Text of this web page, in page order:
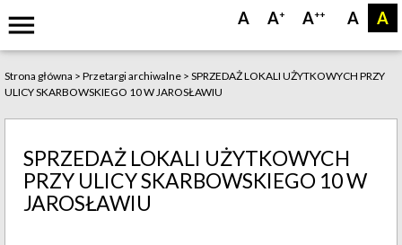
menu A
A
A++
A+
A
Strona główna > Przetargi archiwalne > SPRZEDAŻ LOKALI UŻYTKOWYCH PRZY
ULICY SKARBOWSKIEGO 10 W JAROSŁAWIU
SPRZEDAŻ LOKALI UŻYTKOWYCH
PRZY ULICY SKARBOWSKIEGO 10 W
JAROSŁAWIU